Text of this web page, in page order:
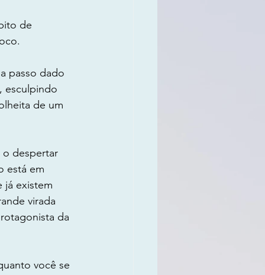
de
passo dado
esculpindo
de um
o despertar
está em
já existem
virada
da
você se